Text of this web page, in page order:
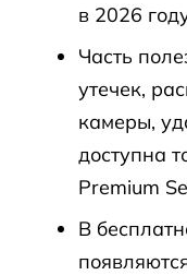
в 2026
Часть
утечек,
камеры,
доступна
Premium
В